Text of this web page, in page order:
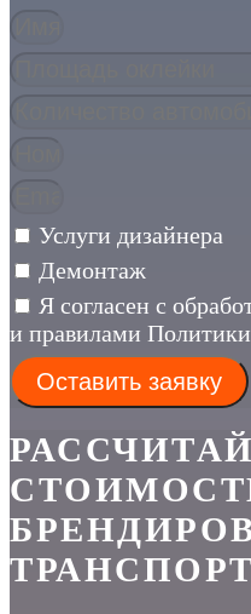
Услуги дизайнера
Демонтаж
Я согласен с
и правилами
Оставить заявку